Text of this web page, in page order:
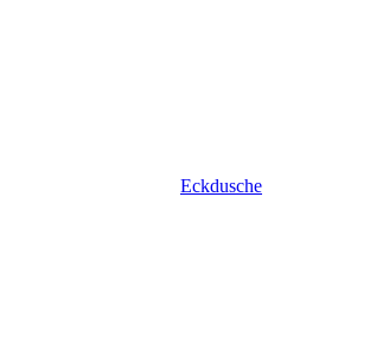
Eckdusche